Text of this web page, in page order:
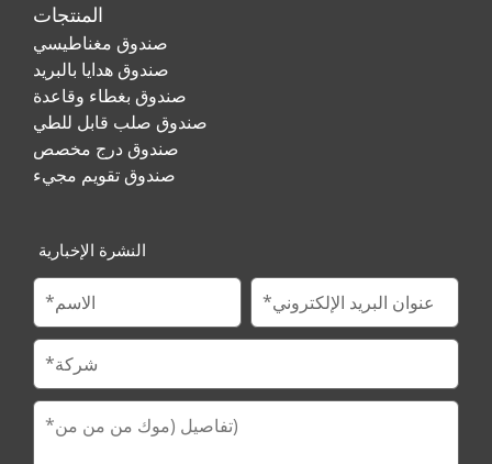
المنتجات
صندوق مغناطيسي
صندوق هدايا بالبريد
صندوق بغطاء وقاعدة
صندوق صلب قابل للطي
صندوق درج مخصص
صندوق تقويم مجيء
النشرة الإخبارية